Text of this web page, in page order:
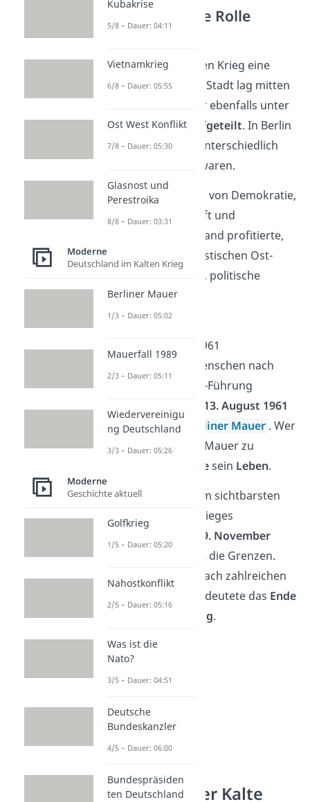
Kalter Krieg: Die Rolle
Berlins
Berlin spielte im Kalten Krieg eine
besondere Rolle: Die Stadt lag mitten
, war aber ebenfalls unter
den vier Mächten
aufgeteilt. In Berlin
wurde deutlich wie unterschiedlich
die beiden Systeme waren.
Während West-Berlin von Demokratie,
freier Marktwirtschaft und
wachsendem Wohlstand profitierte,
herrschten im sozialistischen Ost-
Berlin Planwirtschaft, politische
Unterdrückung und
Mangelversorgung.
Deshalb flohen bis 1961
Menschen nach
West-Berlin. Die DDR-Führung
13. August 1961
mit dem Bau der
Berliner Mauer . Wer
versuchte, illegal die Mauer zu
riskiertesein Leben.
Die Mauer wurde zum sichtbarsten
Symbol des Kalten Krieges
9. November
öffnete die DDR die Grenzen.
Fall der Mauer
nach zahlreichen
bedeutete das Ende
Teilung.
Wie endete der Kalte
Kubakrise
5/8 – Dauer: 04:11
Vietnamkrieg
6/8 – Dauer: 05:55
Ost West Konflikt
7/8 – Dauer: 05:30
Glasnost und
Perestroika
8/8 – Dauer: 03:31
Moderne
Deutschland im Kalten Krieg
Berliner Mauer
1/3 – Dauer: 05:02
Mauerfall 1989
2/3 – Dauer: 05:11
Wiedervereinigu
ng Deutschland
3/3 – Dauer: 05:26
Moderne
Geschichte aktuell
Golfkrieg
1/5 – Dauer: 05:20
Nahostkonflikt
2/5 – Dauer: 05:16
Was ist die
Nato?
3/5 – Dauer: 04:51
Deutsche
Bundeskanzler
4/5 – Dauer: 06:00
Bundespräsiden
ten Deutschland